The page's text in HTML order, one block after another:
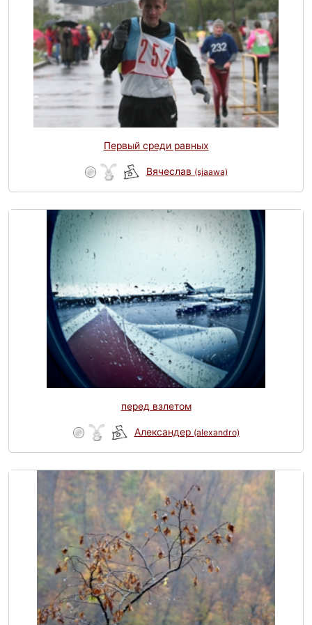
Первый среди равных
Вячеслав (sjaawa)
перед взлетом
Александер (alexandro)